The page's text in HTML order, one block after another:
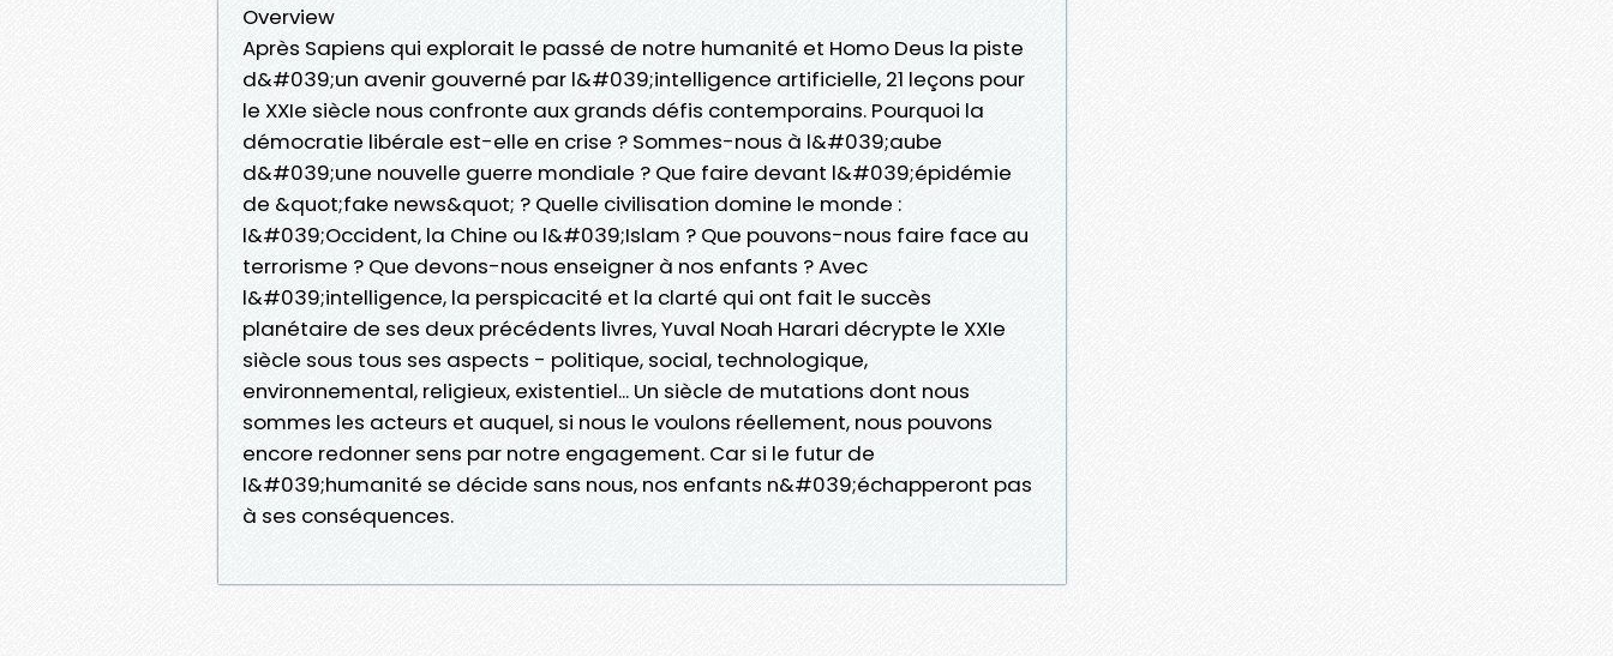
Overview
Après Sapiens qui explorait le passé de notre humanité et Homo Deus la piste
d&#039;un avenir gouverné par l&#039;intelligence artificielle, 21 leçons pour
le XXIe siècle nous confronte aux grands défis contemporains. Pourquoi la
démocratie libérale est-elle en crise ? Sommes-nous à l&#039;aube
d&#039;une nouvelle guerre mondiale ? Que faire devant l&#039;épidémie
de &quot;fake news&quot; ? Quelle civilisation domine le monde :
l&#039;Occident, la Chine ou l&#039;Islam ? Que pouvons-nous faire face au
terrorisme ? Que devons-nous enseigner à nos enfants ? Avec
l&#039;intelligence, la perspicacité et la clarté qui ont fait le succès
planétaire de ses deux précédents livres, Yuval Noah Harari décrypte le XXIe
siècle sous tous ses aspects - politique, social, technologique,
environnemental, religieux, existentiel... Un siècle de mutations dont nous
sommes les acteurs et auquel, si nous le voulons réellement, nous pouvons
encore redonner sens par notre engagement. Car si le futur de
l&#039;humanité se décide sans nous, nos enfants n&#039;échapperont pas
à ses conséquences.